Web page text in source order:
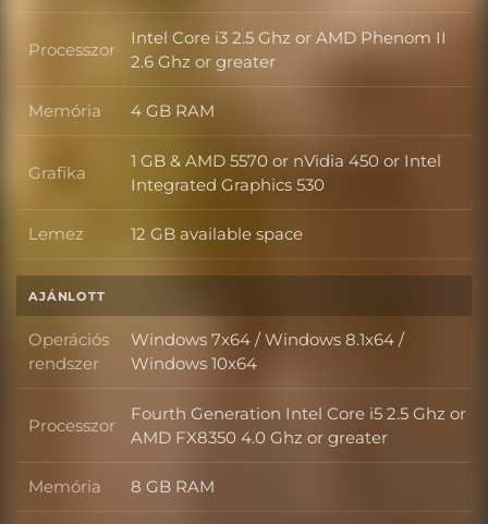
Processzor Processzor
Intel Core i3 2.5 Ghz or AMD Phenom II
2.6 Ghz or greater
Memória Memória
4 GB RAM
Grafika Grafika
1 GB & AMD 5570 or nVidia 450 or Intel
Integrated Graphics 530
Lemez Lemez
12 GB available space
AJÁNLOTT
Operációs
rendszer
Operációs rendszer
Windows 7x64 / Windows 8.1x64 /
Windows 10x64
Processzor Processzor
Fourth Generation Intel Core i5 2.5 Ghz or
AMD FX8350 4.0 Ghz or greater
Memória Memória
8 GB RAM